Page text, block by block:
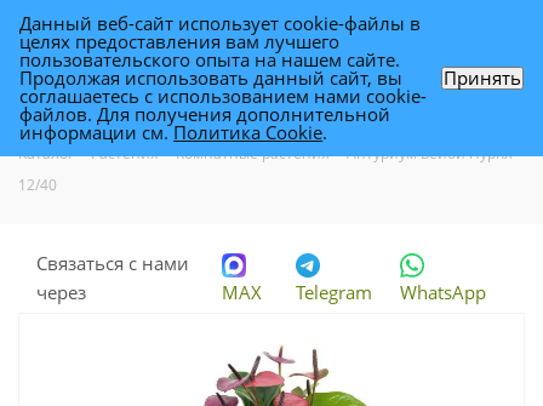
Антуриум Бейби Пурпл 12/40
Каталог - Растения - Комнатные растения - Антуриум Бейби Пурпл
12/40
Связаться с нами
через
MAX Telegram WhatsApp
Данный веб-сайт использует cookie-файлы в
целях предоставления вам лучшего
пользовательского опыта на нашем сайте.
Продолжая использовать данный сайт, вы
соглашаетесь с использованием нами cookie-
файлов. Для получения дополнительной
информации см.Политика Cookie.
Принять